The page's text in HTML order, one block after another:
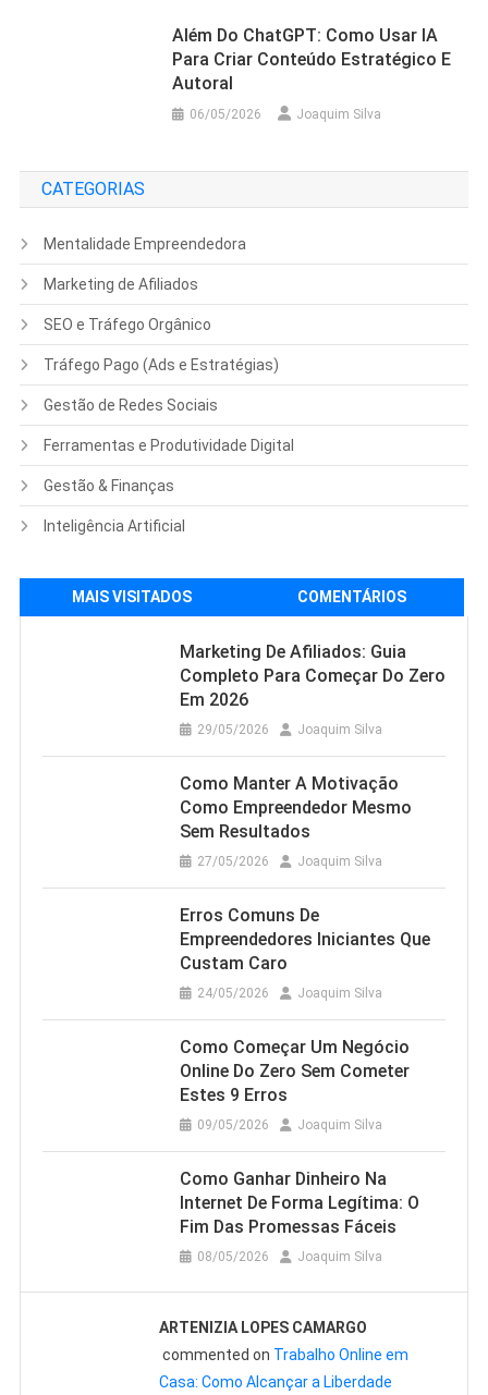
Além Do ChatGPT: Como Usar IA
Para Criar Conteúdo Estratégico E
Autoral
06/05/2026 Joaquim Silva
CATEGORIAS
Mentalidade Empreendedora
Marketing de Afiliados
SEO e Tráfego Orgânico
Tráfego Pago (Ads e Estratégias)
Gestão de Redes Sociais
Ferramentas e Produtividade Digital
Gestão & Finanças
Inteligência Artificial
MAIS VISITADOS COMENTÁRIOS
Marketing De Afiliados: Guia
Completo Para Começar Do Zero
Em 2026
29/05/2026 Joaquim Silva
Como Manter A Motivação
Como Empreendedor Mesmo
Sem Resultados
27/05/2026 Joaquim Silva
Erros Comuns De
Empreendedores Iniciantes Que
Custam Caro
24/05/2026 Joaquim Silva
Como Começar Um Negócio
Online Do Zero Sem Cometer
Estes 9 Erros
09/05/2026 Joaquim Silva
Como Ganhar Dinheiro Na
Internet De Forma Legítima: O
Fim Das Promessas Fáceis
08/05/2026 Joaquim Silva
ARTENIZIA LOPES CAMARGO
commented on Trabalho Online em
Casa: Como Alcançar a Liberdade